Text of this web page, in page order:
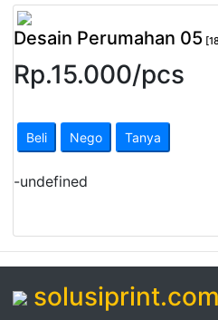
Desain Perumahan 05
Rp.15.000/pcs
Beli Nego Tanya
-undefined
solusiprint.com